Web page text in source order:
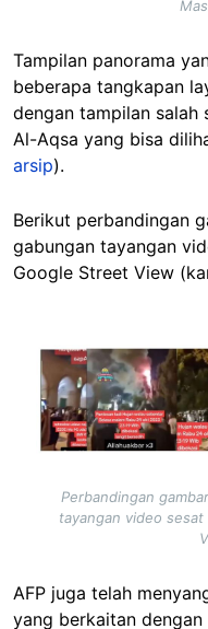
Tampilan panorama
beberapa tangkapan
dengan tampilan salah
Al-Aqsa yang bisa
arsip).
Berikut perbandingan
gabungan tayangan
Google Street View
Image
Perbandingan
tayangan video
AFP juga telah
yang berkaitan